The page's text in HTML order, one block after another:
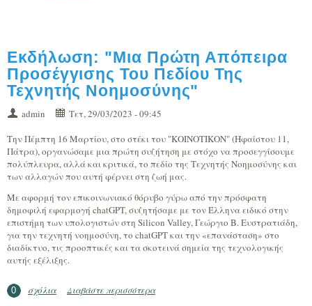
Εκδήλωση: "Μια Πρώτη Απόπειρα
Προσέγγισης Του Πεδίου Της
Τεχνητής Νοημοσύνης"
admin
Τετ, 29/03/2023 - 09:45
Την Πέμπτη 16 Μαρτίου, στο στέκι του "ΚΟΙΝΟΤΙΚΟΝ" (Ηφαίστου 11,
Πάτρα), οργανώσαμε μια πρώτη συζήτηση με στόχο να προσεγγίσουμε
πολύπλευρα, αλλά και κριτικά, το πεδίο της Τεχνητής Νοημοσύνης και
των αλλαγών που αυτή φέρνει στη ζωή μας.
Με αφορμή τον επικοινωνιακό θόρυβο γύρω από την πρόσφατη
δημοφιλή εφαρμογή chatGPT, συζητήσαμε με τον Έλληνα ειδικό στην
επιστήμη των υπολογιστών στη Silicon Valley, Γεώργιο Β. Ευστρατιάδη,
για την τεχνητή νοημοσύνη, το chatGPT και την «επανάσταση» στο
διαδίκτυο, τις προοπτικές και τα σκοτεινά σημεία της τεχνολογικής
αυτής εξέλιξης.
0 σχόλια Διαβάστε περισσότεραγια Εκδήλωση: "Μια Πρώτη Απόπειρα